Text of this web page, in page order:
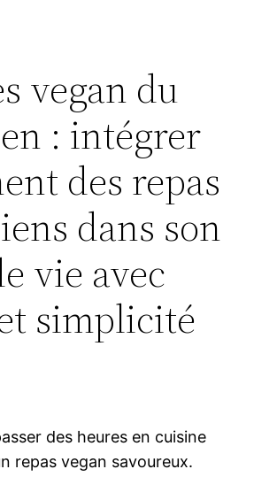
vegan du
: intégrer
des repas
dans son
vie avec
simplicité
des heures en cuisine
repas vegan savoureux.